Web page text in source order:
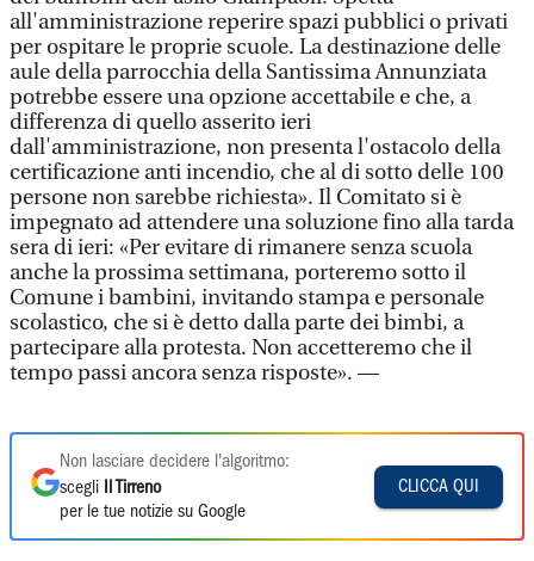
all'amministrazione reperire spazi pubblici o privati
per ospitare le proprie scuole. La destinazione delle
aule della parrocchia della Santissima Annunziata
potrebbe essere una opzione accettabile e che, a
differenza di quello asserito ieri
dall'amministrazione, non presenta l'ostacolo della
certificazione anti incendio, che al di sotto delle 100
persone non sarebbe richiesta». Il Comitato si è
impegnato ad attendere una soluzione fino alla tarda
sera di ieri: «Per evitare di rimanere senza scuola
anche la prossima settimana, porteremo sotto il
Comune i bambini, invitando stampa e personale
scolastico, che si è detto dalla parte dei bimbi, a
partecipare alla protesta. Non accetteremo che il
tempo passi ancora senza risposte». —
Non lasciare decidere l'algoritmo:
scegli
Il Tirreno
per le tue notizie su Google
CLICCA QUI